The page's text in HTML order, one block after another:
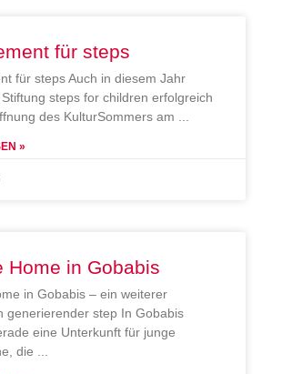
für steps
für steps Auch in diesem Jahr
steps for children erfolgreich
des KulturSommers am
»
Home in Gobabis
in Gobabis – ein weiterer
generierender step In Gobabis
eine Unterkunft für junge
die